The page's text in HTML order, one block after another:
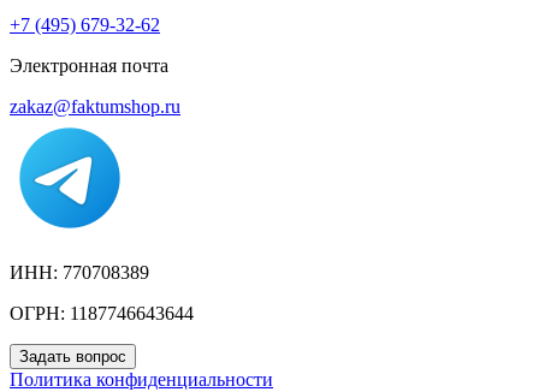
+7 (495) 679-32-62
Электронная почта
zakaz@faktumshop.ru
ИНН: 770708389
ОГРН: 1187746643644
Задать вопрос
Политика конфиденциальности